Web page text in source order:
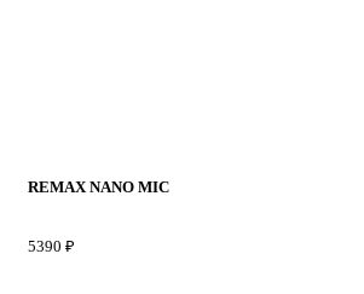
REMAX NANO MIC
5390 ₽